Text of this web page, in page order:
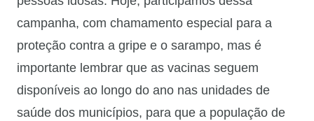
campanha, com chamamento especial para a
proteção contra a gripe e o sarampo, mas é
importante lembrar que as vacinas seguem
disponíveis ao longo do ano nas unidades de
saúde dos municípios, para que a população de